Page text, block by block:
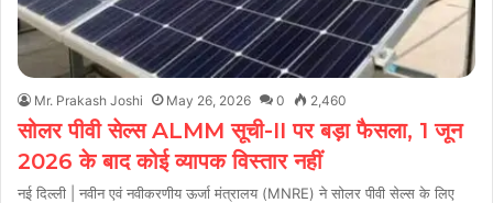
Mr. Prakash Joshi May 26, 2026 0 2,460
सोलर पीवी सेल्स ALMM सूची-II पर बड़ा फैसला, 1 जून
2026 के बाद कोई व्यापक विस्तार नहीं
नई दिल्ली | नवीन एवं नवीकरणीय ऊर्जा मंत्रालय (MNRE) ने सोलर पीवी सेल्स के लिए